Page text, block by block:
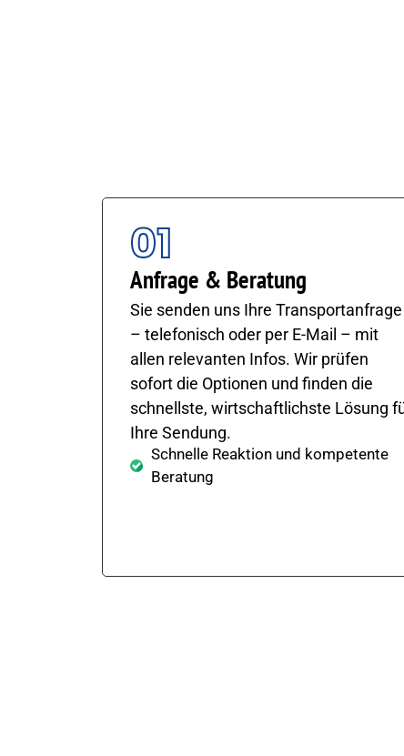
01
Anfrage & Beratung
Sie senden uns Ihre Transportanfrage
– telefonisch oder per E-Mail – mit
allen relevanten Infos. Wir prüfen
sofort die Optionen und finden die
schnellste, wirtschaftlichste Lösung
Ihre Sendung.
Schnelle Reaktion und kompetente
Beratung